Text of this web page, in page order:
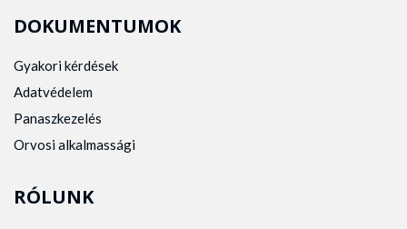
DOKUMENTUMOK
Gyakori kérdések
Adatvédelem
Panaszkezelés
Orvosi alkalmassági
RÓLUNK